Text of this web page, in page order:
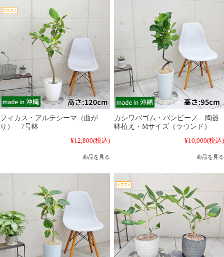
フィカス・アルテシーマ（曲が
り） 7号鉢
¥12,800(税込)
商品を見る
カシワバゴム・バンビーノ 陶器
鉢植え・Mサイズ（ラウンド）
¥10,000(税込)
商品を見る